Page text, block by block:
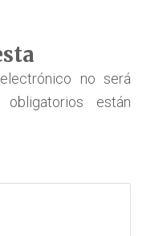
no será
están